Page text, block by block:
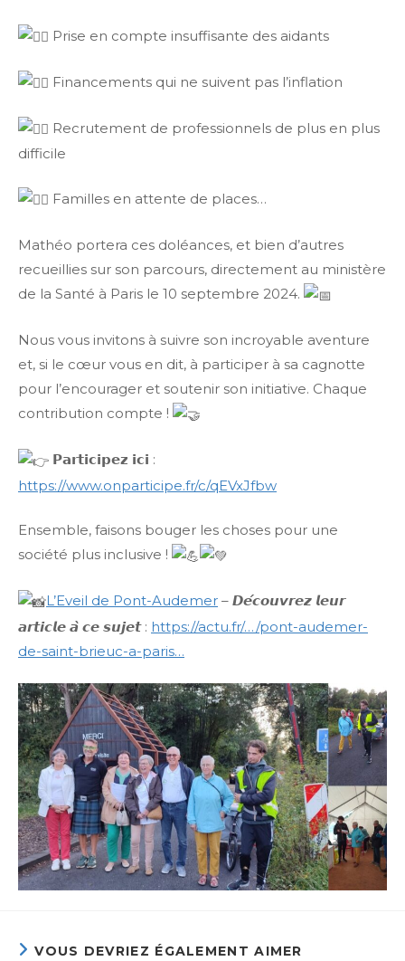
Prise en compte insuffisante des aidants
Financements qui ne suivent pas l’inflation
Recrutement de professionnels de plus en plus
difficile
Familles en attente de places…
Mathéo portera ces doléances, et bien d’autres
recueillies sur son parcours, directement au ministère
de la Santé à Paris le 10 septembre 2024.
Nous vous invitons à suivre son incroyable aventure
et, si le cœur vous en dit, à participer à sa cagnotte
pour l’encourager et soutenir son initiative. Chaque
contribution compte !
𝗣𝗮𝗿𝘁𝗶𝗰𝗶𝗽𝗲𝘇 𝗶𝗰𝗶 :
https://www.onparticipe.fr/c/qEVxJfbw
Ensemble, faisons bouger les choses pour une
société plus inclusive !
L’Eveil de Pont-Audemer – 𝘿𝙚́𝙘𝙤𝙪𝙫𝙧𝙚𝙯 𝙡𝙚𝙪𝙧
𝙖𝙧𝙩𝙞𝙘𝙡𝙚 𝙖̀ 𝙘𝙚 𝙨𝙪𝙟𝙚𝙩 : https://actu.fr/…/pont-audemer-
de-saint-brieuc-a-paris…
VOUS DEVRIEZ ÉGALEMENT AIMER